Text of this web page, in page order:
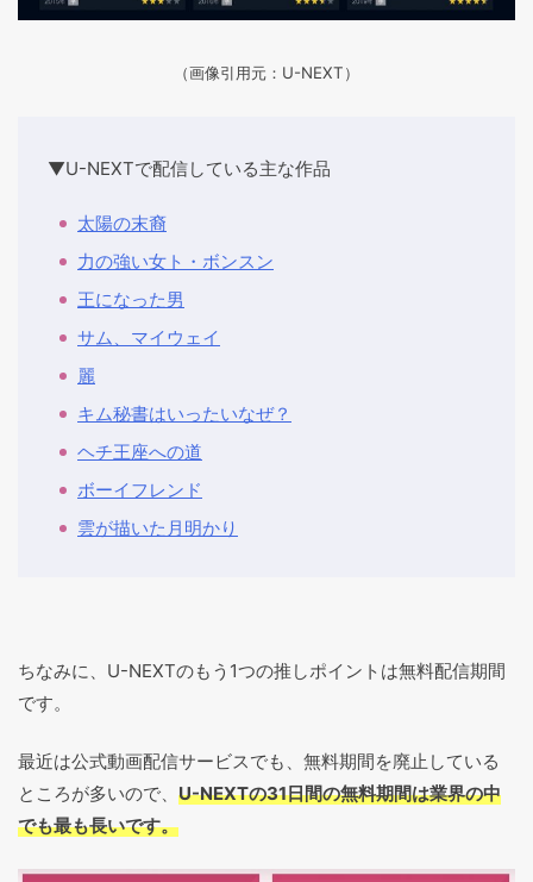
（画像引用元：U-NEXT）
▼U-NEXTで配信している主な作品
太陽の末裔
力の強い女ト・ボンスン
王になった男
サム、マイウェイ
麗
キム秘書はいったいなぜ？
ヘチ王座への道
ボーイフレンド
雲が描いた月明かり
ちなみに、U-NEXTのもう1つの推しポイントは無料配信期間
です。
最近は公式動画配信サービスでも、無料期間を廃止している
ところが多いので、 U-NEXTの31日間の無料期間は業界の中
でも最も長いです。